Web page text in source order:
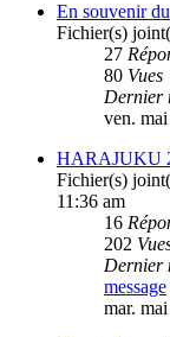
En souvenir
Fichier(s)
27
80 Vues
Dernier
ven.
HARAJUKU
Fichier(s)
11:36 am
16
202
Dernier
message
mar.